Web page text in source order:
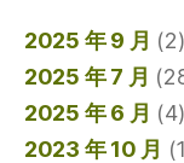
2025 年 9 月 (2)
2025 年 7 月
2025 年 6 月 (4)
2023 年 10 月